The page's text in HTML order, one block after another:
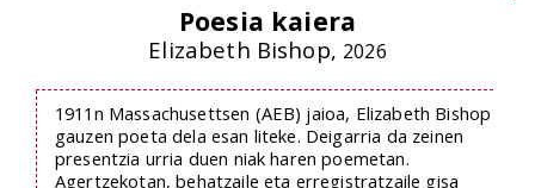
Poesia kaiera
Elizabeth Bishop, 2026
1911n Massachusettsen (AEB) jaioa, Elizabeth Bishop
gauzen poeta dela esan liteke. Deigarria da zeinen
presentzia urria duen niak haren poemetan.
Agertzekotan, behatzaile eta erregistratzaile gisa